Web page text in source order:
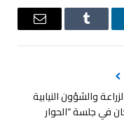
Tumblr
البريد
والشؤون النيابية
في جلسة “الحوار